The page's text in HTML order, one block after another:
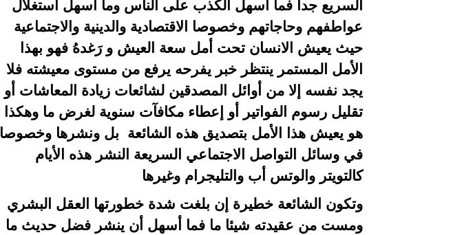
السريع جدا فما أسهل الكذب على الناس وما أسهل استغلال
عواطفهم وحاجاتهم وخصوصا الاقتصادية والدينية والاجتماعية
حيث يعيش الانسان تحت أمل سعة العيش و رَغدهُ فهو بهذا
الأمل المستمر ينتظر خبر يفرحه يرفع من مستوى معيشته فلا
يجد نفسه إلا من أوائل المصدقين لشائعات زيادة المعاشات أو
تقليل رسوم الفواتير أو إعطاء مكافآت سنوية لغرض ما وهكذا
هو يعيش هذا الأمل بتصديق هذه الشائعة بل ونشرها وخصوصا
في وسائل التواصل الاجتماعي السريعة النشر هذه الأيام
كالتويتر والوتس أب والتليجرام وغيرها
وتكون الشائعة خطيرة إن بلغت شدة خطورتها العقل البشري
ومست من عقيدته شيئا ما فما أسهل أن ينشر فضل حديث ما